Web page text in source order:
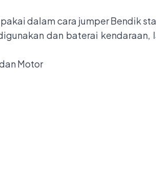
dalam cara jumper Bendik
dan baterai kendaraan,
Motor